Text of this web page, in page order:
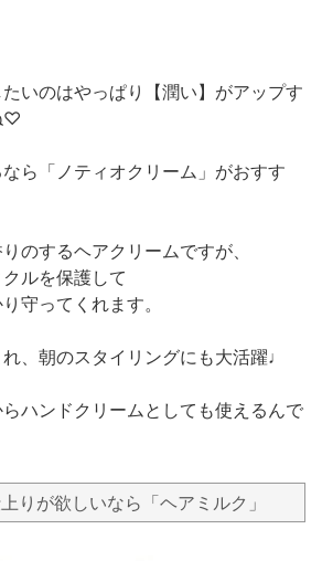
いのはやっぱり【潤い】がアップす
♡
なら「ノティオクリーム」がおすす
のするヘアクリームですが、
ルを保護して
守ってくれます。
、朝のスタイリングにも大活躍♩
ハンドクリームとしても使えるんで
りが欲しいなら「ヘアミルク」